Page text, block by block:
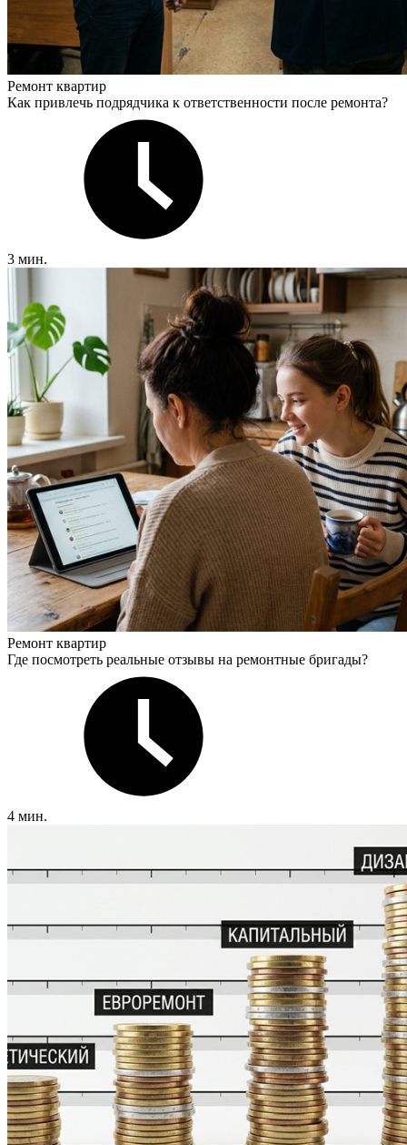
Ремонт квартир
Как привлечь подрядчика к ответственности после ремонта?
3 мин.
Ремонт квартир
Где посмотреть реальные отзывы на ремонтные бригады?
4 мин.